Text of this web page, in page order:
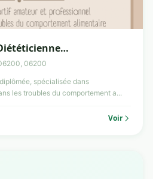
06200
spécialisée dans
les troubles du comportement a...
Voir